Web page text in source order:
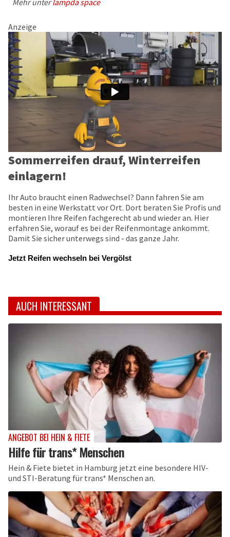
Anzeige
Sommerreifen drauf, Winterreifen
einlagern!
Ihr Auto braucht einen Radwechsel? Dann fahren Sie am
besten in eine Werkstatt vor Ort. Dort beraten Sie Profis und
montieren Ihre Reifen fachgerecht ab und wieder an. Hier
erfahren Sie, worauf es bei der Reifenmontage ankommt.
Damit Sie sicher unterwegs sind - das ganze Jahr.
Jetzt Reifen wechseln bei Vergölst
AUCH INTERESSANT
ANGEBOT BEI HEIN & FIETE
Hilfe für trans* Menschen
Hein & Fiete bietet in Hamburg jetzt eine besondere HIV-
und STI-Beratung für trans* Menschen an.